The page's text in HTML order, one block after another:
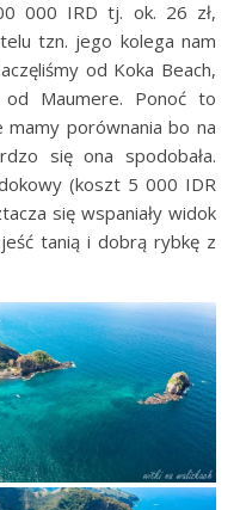
000 IRD tj. ok. 26 zł,
tzn. jego kolega nam
od Koka Beach,
Maumere. Ponoć to
mamy porównania bo na
się ona spodobała.
(koszt 5 000 IDR
się wspaniały widok
tanią i dobrą rybkę z